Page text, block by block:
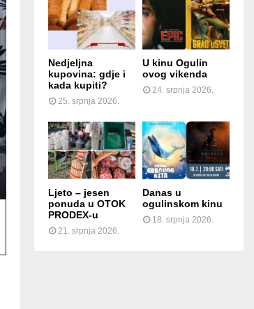
Nedjeljna
kupovina: gdje i
kada kupiti?
25. srpnja 2026.
U kinu Ogulin
ovog vikenda
24. srpnja 2026.
Ljeto – jesen
ponuda u OTOK
PRODEX-u
21. srpnja 2026.
Danas u
ogulinskom kinu
18. srpnja 2026.